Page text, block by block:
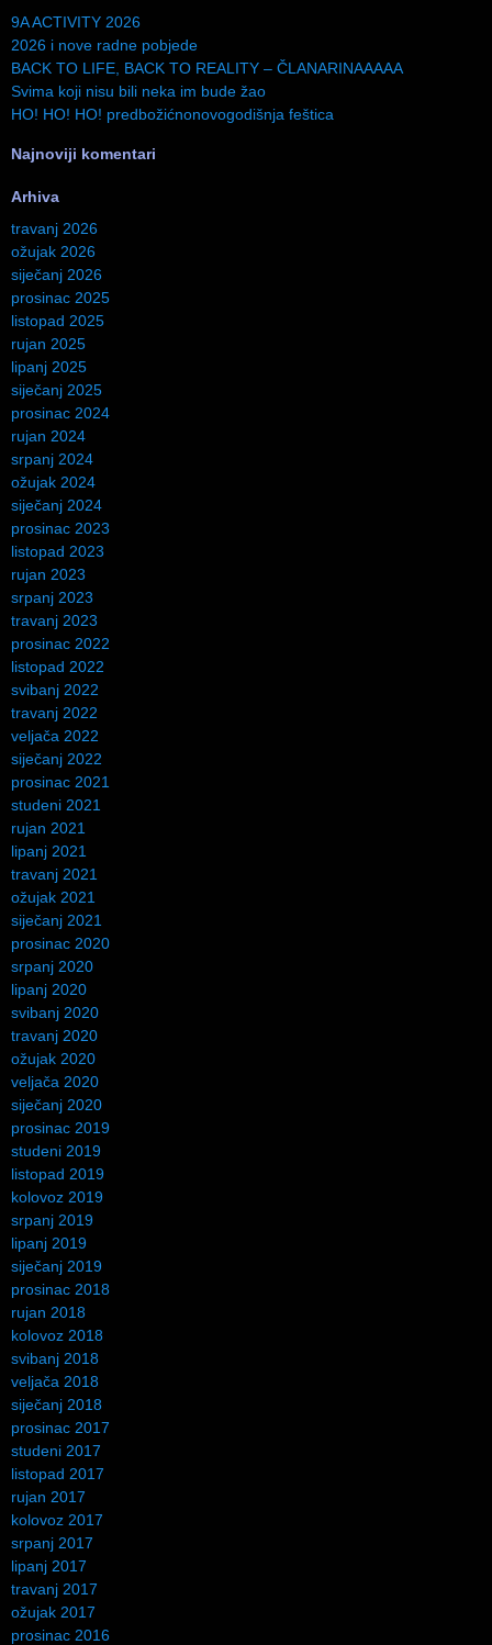
9A ACTIVITY 2026
2026 i nove radne pobjede
BACK TO LIFE, BACK TO REALITY – ČLANARINAAAAA
Svima koji nisu bili neka im bude žao
HO! HO! HO! predbožićnonovogodišnja feštica
Najnoviji komentari
Arhiva
travanj 2026
ožujak 2026
siječanj 2026
prosinac 2025
listopad 2025
rujan 2025
lipanj 2025
siječanj 2025
prosinac 2024
rujan 2024
srpanj 2024
ožujak 2024
siječanj 2024
prosinac 2023
listopad 2023
rujan 2023
srpanj 2023
travanj 2023
prosinac 2022
listopad 2022
svibanj 2022
travanj 2022
veljača 2022
siječanj 2022
prosinac 2021
studeni 2021
rujan 2021
lipanj 2021
travanj 2021
ožujak 2021
siječanj 2021
prosinac 2020
srpanj 2020
lipanj 2020
svibanj 2020
travanj 2020
ožujak 2020
veljača 2020
siječanj 2020
prosinac 2019
studeni 2019
listopad 2019
kolovoz 2019
srpanj 2019
lipanj 2019
siječanj 2019
prosinac 2018
rujan 2018
kolovoz 2018
svibanj 2018
veljača 2018
siječanj 2018
prosinac 2017
studeni 2017
listopad 2017
rujan 2017
kolovoz 2017
srpanj 2017
lipanj 2017
travanj 2017
ožujak 2017
prosinac 2016